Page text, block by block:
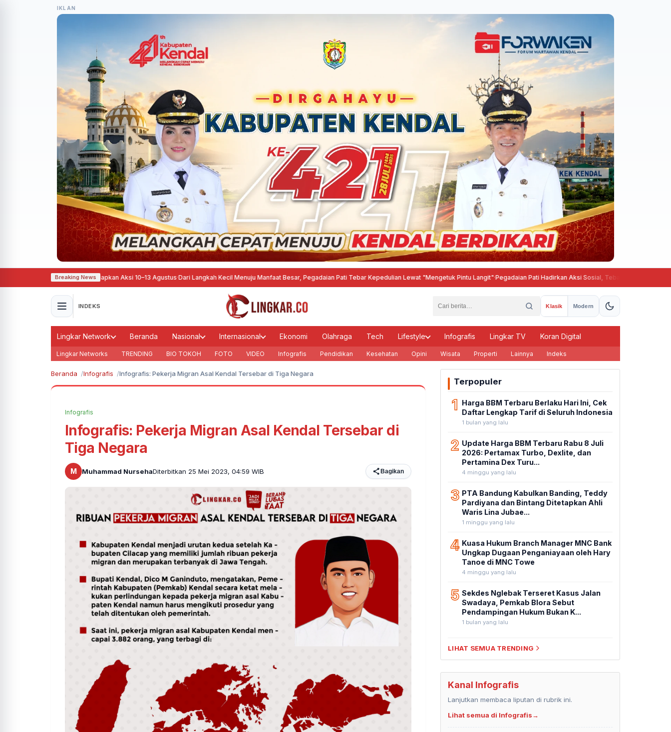
IKLAN
Breaking News
Pati Ora Sepele Siapkan Aksi 10–13 Agustus·Dari Langkah Kecil Menuju Manfaat Besar, Pegadaian Pati Tebar Kepedulian Lewat "Mengetuk Pintu Langit"·Pegadaian Pati Hadirkan Aksi Sosial, Tebar Manfaat untuk Masyarakat
INDEKS Klasik Modern
Lingkar Network Beranda Nasional Internasional Ekonomi Olahraga Tech Lifestyle Infografis Lingkar TV Koran Digital
Lingkar Networks TRENDING BIO TOKOH FOTO VIDEO Infografis Pendidikan Kesehatan Opini Wisata Properti Lainnya Indeks
Beranda Infografis Infografis: Pekerja Migran Asal Kendal Tersebar di Tiga Negara
Infografis
Infografis: Pekerja Migran Asal Kendal Tersebar di
Tiga Negara
M Muhammad NursehaDiterbitkan 25 Mei 2023, 04:59 WIB Bagikan
Terpopuler
1 Harga BBM Terbaru Berlaku Hari Ini, Cek
Daftar Lengkap Tarif di Seluruh Indonesia
1 bulan yang lalu
2 Update Harga BBM Terbaru Rabu 8 Juli
2026: Pertamax Turbo, Dexlite, dan
Pertamina Dex Turu...
4 minggu yang lalu
3 PTA Bandung Kabulkan Banding, Teddy
Pardiyana dan Bintang Ditetapkan Ahli
Waris Lina Jubae...
1 minggu yang lalu
4 Kuasa Hukum Branch Manager MNC Bank
Ungkap Dugaan Penganiayaan oleh Hary
Tanoe di MNC Towe
4 minggu yang lalu
5 Sekdes Nglebak Terseret Kasus Jalan
Swadaya, Pemkab Blora Sebut
Pendampingan Hukum Bukan K...
1 bulan yang lalu
LIHAT SEMUA TRENDING
Kanal Infografis
Lanjutkan membaca liputan di rubrik ini.
Lihat semua di Infografis→